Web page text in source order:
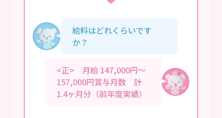
給料はどれくらいです
か？
<正> 月給 147,000円～
157,000円賞与月数 計
1.4ヶ月分（前年度実績）